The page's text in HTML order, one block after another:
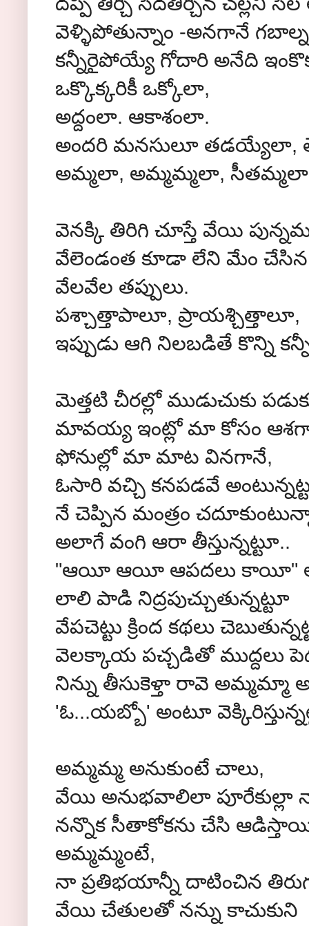
వెళ్ళిపోతున్నాం -అనగానే
కన్నీరైపోయ్యే గోదారి అనేది
ఒక్కొక్కరికీ ఒక్కోలా,
అద్దంలా. ఆకాశంలా.
అందరి మనసులూ తడయ్యేలా,
అమ్మలా, అమ్మమ్మలా,
వెనక్కి తిరిగి చూస్తే వేయి
వేలెండంత కూడా లేని మేం చేసిన
వేలవేల తప్పులు.
పశ్చాత్తాపాలూ, ప్రాయశ్చిత్తాలూ,
ఇప్పుడు ఆగి నిలబడితే కొన్ని
మెత్తటి చీరల్లో ముడుచుకు
మావయ్య ఇంట్లో మా కోసం ఆశగా
ఫోనుల్లో మా మాట వినగానే,
ఓసారి వచ్చి కనపడవే
నే చెప్పిన మంత్రం
అలాగే వంగి ఆరా తీస్తున్నట్టూ..
"ఆయీ ఆయీ ఆపదలు కాయీ"
లాలి పాడి నిద్రపుచ్చుతున్నట్టూ
వేపచెట్టు క్రింద కథలు
వెలక్కాయ పచ్చడితో ముద్దలు
నిన్ను తీసుకెళ్తా రావె అమ్మమ్మా
'ఓ...యబ్బో' అంటూ
అమ్మమ్మ అనుకుంటే చాలు,
వేయి అనుభవాలిలా పూరేకుల్లా నా
నన్నొక సీతాకోకను చేసి
అమ్మమ్మంటే,
నా ప్రతిభయాన్నీ దాటించిన
వేయి చేతులతో నన్ను కాచుకుని